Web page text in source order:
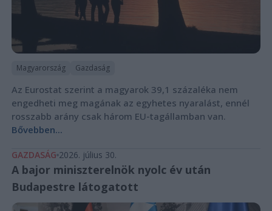
Magyarország Gazdaság
Az Eurostat szerint a magyarok 39,1 százaléka nem
engedheti meg magának az egyhetes nyaralást, ennél
rosszabb arány csak három EU-tagállamban van.
Bővebben...
GAZDASÁG 2026. július 30.
A bajor miniszterelnök nyolc év után
Budapestre látogatott